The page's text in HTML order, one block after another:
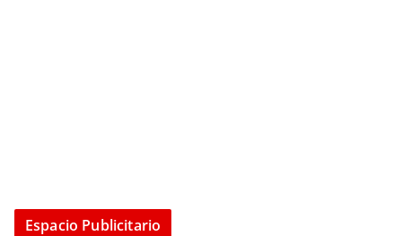
Espacio Publicitario